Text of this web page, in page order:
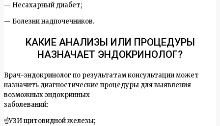
— Несахарный диабет;
— Болезни надпочечников.
КАКИЕ АНАЛИЗЫ ИЛИ ПРОЦЕДУРЫ
НАЗНАЧАЕТ ЭНДОКРИНОЛОГ?
Врач-эндокринолог по результатам консультации может
назначить диагностические процедуры для выявления
возможных эндокринных
заболеваний:
☝УЗИ щитовидной железы;